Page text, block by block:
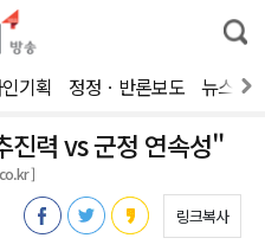
통
합
색
기획 정정ㆍ반론보도 뉴스제
진력 vs 군정 연속성"
]
링크복사